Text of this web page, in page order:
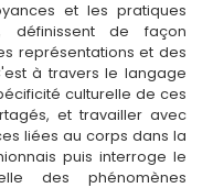
et les pratiques
définissent de façon
représentations et des
à travers le langage
culturelle de ces
et travailler avec
liées au corps dans la
puis interroge le
des phénomènes